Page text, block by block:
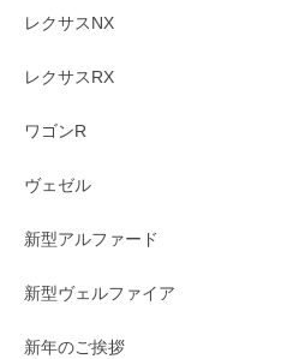
レクサスNX
レクサスRX
ワゴンR
ヴェゼル
新型アルファード
新型ヴェルファイア
新年のご挨拶